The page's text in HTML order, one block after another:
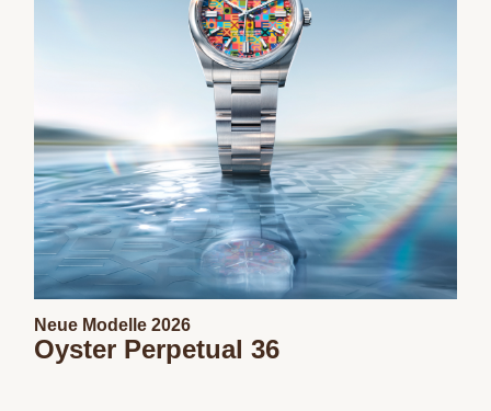
Neue Modelle 2026
Oyster Perpetual 36